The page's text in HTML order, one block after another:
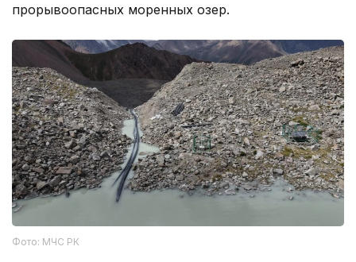
прорывоопасных моренных озер.
Фото: МЧС РК